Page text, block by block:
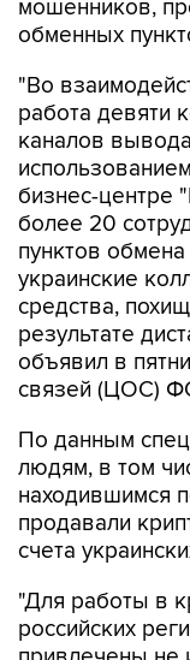
"Во
каналов
бизнес-центре
более 20
пунктов
украинские
средства,
результате
объявил в
связей (ЦОС)
По данным
находившимся
продавали
счета
"Для работы в
привлечены не
финансовой